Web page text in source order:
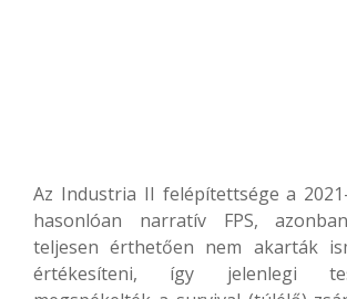
Az Industria II felépítettsége a
hasonlóan narratív FPS,
teljesen érthetően nem akarták
értékesíteni, így jelenlegi